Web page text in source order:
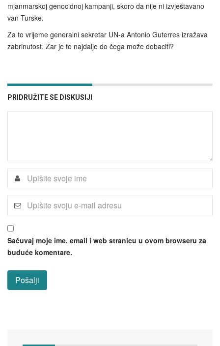
mjanmarskoj genocidnoj kampanji, skoro da nije ni izvještavano
van Turske.
Za to vrijeme generalni sekretar UN-a Antonio Guterres izražava
zabrinutost. Zar je to najdalje do čega može dobaciti?
PRIDRUŽITE SE DISKUSIJI
Sačuvaj moje ime, email i web stranicu u ovom browseru za
buduće komentare.